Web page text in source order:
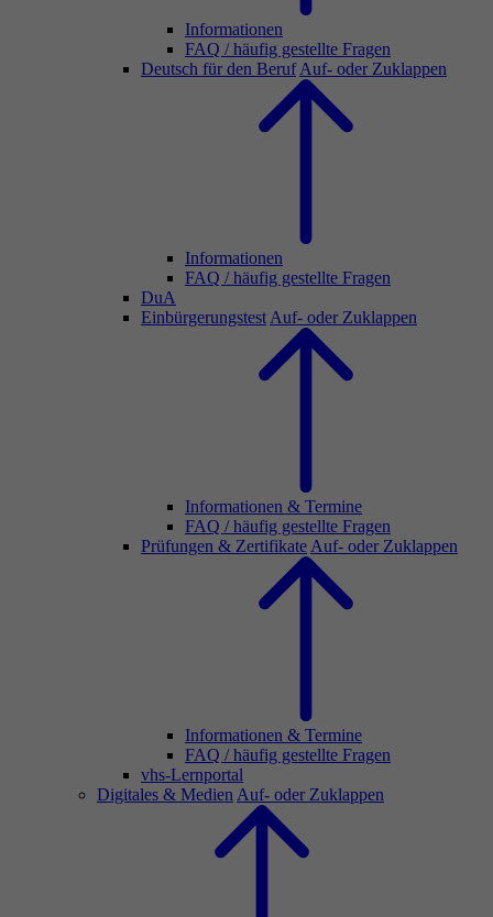
Informationen
FAQ / häufig gestellte Fragen
Deutsch für den Beruf Auf- oder Zuklappen
Informationen
FAQ / häufig gestellte Fragen
DuA
Einbürgerungstest Auf- oder Zuklappen
Informationen & Termine
FAQ / häufig gestellte Fragen
Prüfungen & Zertifikate Auf- oder Zuklappen
Informationen & Termine
FAQ / häufig gestellte Fragen
vhs-Lernportal
Digitales & Medien Auf- oder Zuklappen